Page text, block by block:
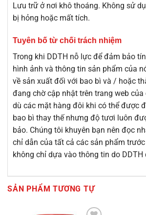
Lưu trữ ở nơi khô thoáng. Không sử
bị hỏng hoặc mất tích.
Tuyên bố từ chối trách nhiệm
Trong khi DDTH nỗ lực để đảm bảo
hình ảnh và thông tin sản phẩm của
về sản xuất đối với bao bì và / hoặc
đang chờ cập nhật trên trang web
dù các mặt hàng đôi khi có thể được
bao bì thay thế nhưng độ tươi luôn
bảo. Chúng tôi khuyên bạn nên đọc
chỉ dẫn của tất cả các sản phẩm
không chỉ dựa vào thông tin do DDTH
SẢN PHẨM TƯƠNG TỰ